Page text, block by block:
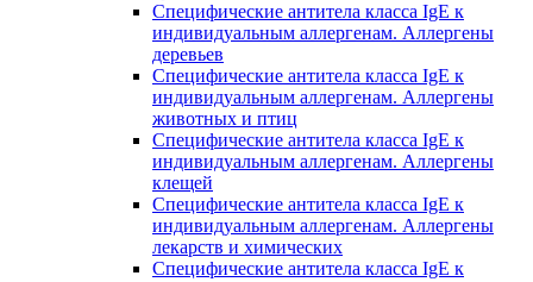
Специфические антитела класса IgE к
индивидуальным аллергенам. Аллергены
деревьев
Специфические антитела класса IgE к
индивидуальным аллергенам. Аллергены
животных и птиц
Специфические антитела класса IgE к
индивидуальным аллергенам. Аллергены
клещей
Специфические антитела класса IgE к
индивидуальным аллергенам. Аллергены
лекарств и химических
Специфические антитела класса IgE к